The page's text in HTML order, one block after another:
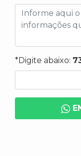
*Digite abaixo: